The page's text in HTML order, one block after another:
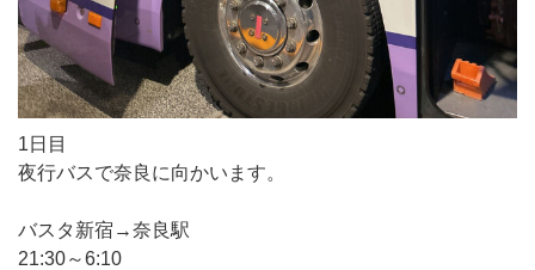
1日目
夜行バスで奈良に向かいます。
バスタ新宿→奈良駅
21:30～6:10